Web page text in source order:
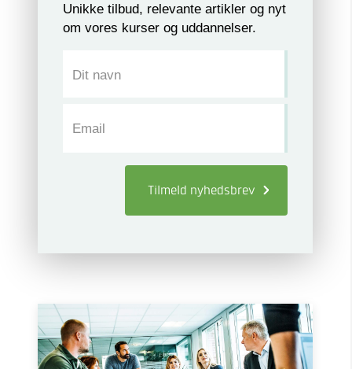
Unikke tilbud, relevante artikler og nyt
om vores kurser og uddannelser.
Dit navn
Email
Tilmeld nyhedsbrev